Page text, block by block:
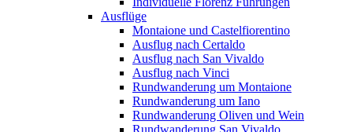
Ausflüge
Montaione und Castelfiorentino
Ausflug nach Certaldo
Ausflug nach San Vivaldo
Ausflug nach Vinci
Rundwanderung um Montaione
Rundwanderung um Iano
Rundwanderung Oliven und Wein
Rundwanderung San Vivaldo